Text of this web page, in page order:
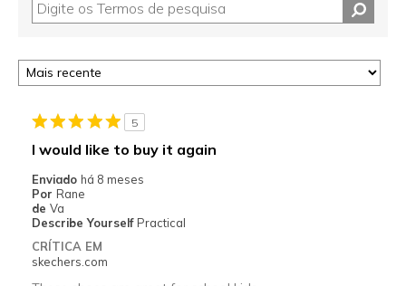
5
I would like to buy it again
Enviado há 8 meses
Por Rane
de Va
Describe Yourself Practical
CRÍTICA EM
skechers.com